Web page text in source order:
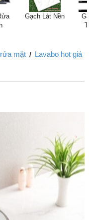
Gạch Lát Nền
mặt / Lavabo hot giá